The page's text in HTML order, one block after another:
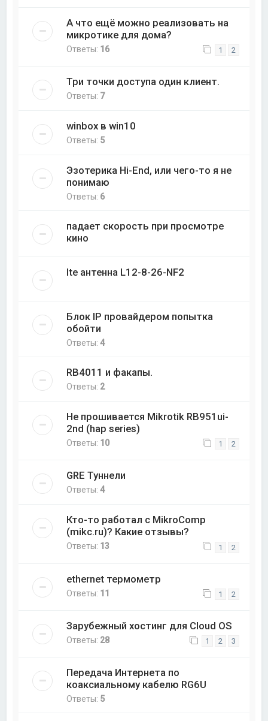
А что ещё можно реализовать на
микротике для дома?
Ответы: 16 1 2
Три точки доступа один клиент.
Ответы: 7
winbox в win10
Ответы: 5
Эзотерика Hi-End, или чего-то я не
понимаю
Ответы: 6
падает скорость при просмотре
кино
lte антенна L12-8-26-NF2
Блок IP провайдером попытка
обойти
Ответы:4
RB4011 и факапы.
Ответы: 2
Не прошивается Mikrotik RB951ui-
2nd (hap series)
Ответы: 10 1 2
GRE Туннели
Ответы:4
Кто-то работал с MikroComp
(mikc.ru)? Какие отзывы?
Ответы: 13 1 2
ethernet термометр
Ответы: 11 1 2
Зарубежный хостинг для Cloud OS
Ответы: 28 1 2 3
Передача Интернета по
коаксиальному кабелю RG6U
Ответы: 5